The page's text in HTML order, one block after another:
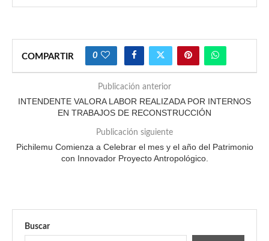
COMPARTIR 0
Publicación anterior
INTENDENTE VALORA LABOR REALIZADA POR INTERNOS
EN TRABAJOS DE RECONSTRUCCIÓN
Publicación siguiente
Pichilemu Comienza a Celebrar el mes y el año del Patrimonio
con Innovador Proyecto Antropológico.
Buscar